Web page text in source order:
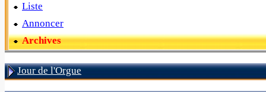
Liste
Annoncer
Archives
Jour de l'Orgue